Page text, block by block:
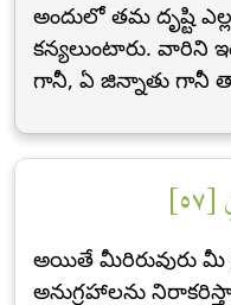
అందులో తమ దృష్టి
కన్యలుంటారు. వారిని
గానీ, ఏ జిన్నాతు గానీ
అయితే మీరిరువురు మీ
అనుగ్రహాలను